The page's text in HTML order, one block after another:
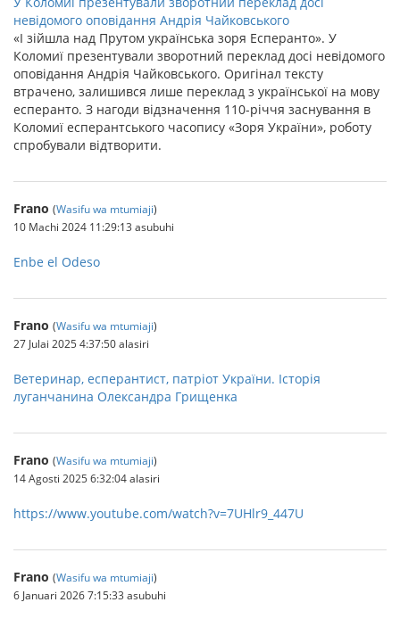
невідомого оповідання Андрія Чайковського
«І зійшла над Прутом українська зоря Есперанто». У
Коломиї презентували зворотний переклад досі невідомого
оповідання Андрія Чайковського. Оригінал тексту
втрачено, залишився лише переклад з української на мову
есперанто. З нагоди відзначення 110-річчя заснування в
Коломиї есперантського часопису «Зоря України», роботу
спробували відтворити.
Frano (Wasifu wa mtumiaji)
10 Machi 2024 11:29:13 asubuhi
Enbe el Odeso
Frano (Wasifu wa mtumiaji)
27 Julai 2025 4:37:50 alasiri
Ветеринар, есперантист, патріот України. Історія
луганчанина Олександра Грищенка
Frano (Wasifu wa mtumiaji)
14 Agosti 2025 6:32:04 alasiri
https://www.youtube.com/watch?v=7UHlr9_447U
Frano (Wasifu wa mtumiaji)
6 Januari 2026 7:15:33 asubuhi